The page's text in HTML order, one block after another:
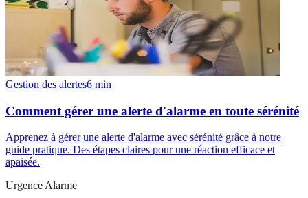
Gestion des alertes6 min
Comment gérer une alerte d'alarme en toute sérénité
Apprenez à gérer une alerte d'alarme avec sérénité grâce à notre
guide pratique. Des étapes claires pour une réaction efficace et
apaisée.
Urgence Alarme